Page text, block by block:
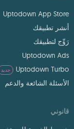
Uptodown App Store
أنشر تطبيقك
رَوِّج لتطبيقك
Uptodown Ads
Uptodown Turbo
جديد
الأسئلة الشائعة والدعم
قانوني